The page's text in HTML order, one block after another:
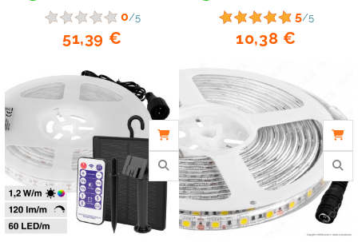
favorite_border
0/5
51,39 €
5/5
10,38 €